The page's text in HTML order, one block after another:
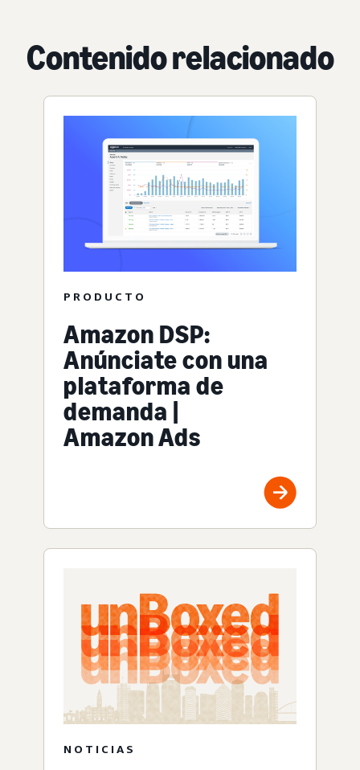
Contenido relacionado
PRODUCTO
Amazon DSP:
Anúnciate con una
plataforma de
demanda |
Amazon Ads
NOTICIAS